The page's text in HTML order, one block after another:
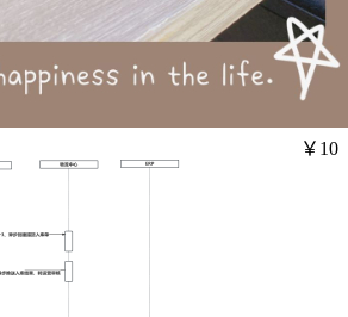
￥10